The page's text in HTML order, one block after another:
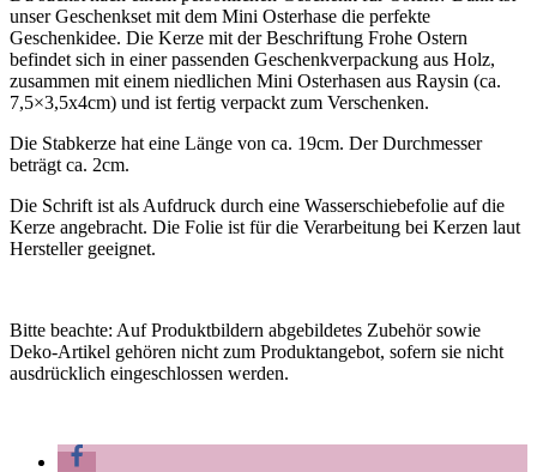
unser Geschenkset mit dem Mini Osterhase die perfekte
Geschenkidee. Die Kerze mit der Beschriftung Frohe Ostern
befindet sich in einer passenden Geschenkverpackung aus Holz,
zusammen mit einem niedlichen Mini Osterhasen aus Raysin (ca.
7,5×3,5x4cm) und ist fertig verpackt zum Verschenken.
Die Stabkerze hat eine Länge von ca. 19cm. Der Durchmesser
beträgt ca. 2cm.
Die Schrift ist als Aufdruck durch eine Wasserschiebefolie auf die
Kerze angebracht. Die Folie ist für die Verarbeitung bei Kerzen laut
Hersteller geeignet.
Bitte beachte: Auf Produktbildern abgebildetes Zubehör sowie
Deko-Artikel gehören nicht zum Produktangebot, sofern sie nicht
ausdrücklich eingeschlossen werden.